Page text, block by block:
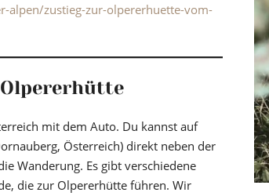
zustieg-zur-olpererhuette-vom-
mit dem Auto. Du kannst auf
Österreich) direkt neben der
Wanderung. Es gibt verschiedene
die zur Olpererhütte führen. Wir